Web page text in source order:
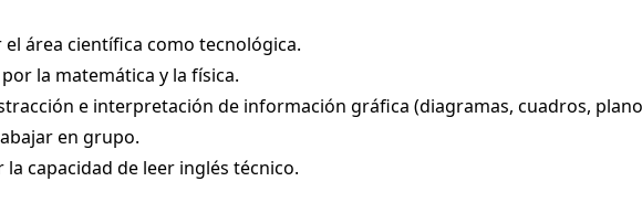
área científica como tecnológica.
la matemática y la física.
e interpretación de información gráfica (diagramas, cuadros,
en grupo.
capacidad de leer inglés técnico.